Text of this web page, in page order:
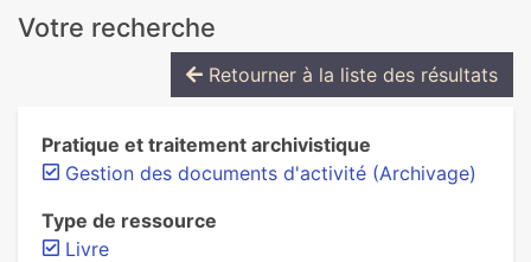
Votre recherche
Retourner à la liste des résultats
Pratique et traitement archivistique
Gestion des documents d'activité (Archivage)
Type de ressource
Livre